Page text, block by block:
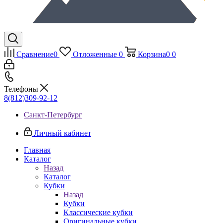
Сравнение0 Отложенные 0 Корзина0 0
Телефоны
8(812)309-92-12
Санкт-Петербург
Личный кабинет
Главная
Каталог
Назад
Каталог
Кубки
Назад
Кубки
Классические кубки
Оригинальные кубки